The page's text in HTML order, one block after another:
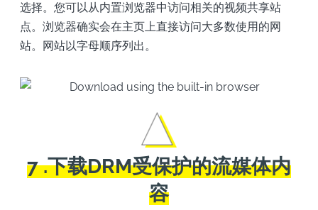
选择。您可以从内置浏览器中访问相关的视频共享站
点。浏览器确实会在主页上直接访问大多数使用的网
站。网站以字母顺序列出。
7 .下载DRM受保护的流媒体内
容